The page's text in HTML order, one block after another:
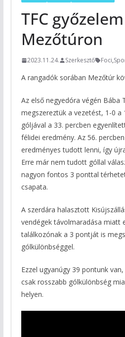
TFC győzelem
Mezőtúron
2023.11.24. Szerkesztő Foci,
A rangadók sorában Mezőtúr
Az első negyedóra végén Bába
megszereztük a vezetést, 1-0 a
góljával a 33. percben
félidei eredmény. Az 56.
eredményes tudott lenni, így
Erre már nem tudott góllal
nagyon fontos 3 ponttal
csapata.
A szerdára halasztott
vendégek távolmaradása miatt
találkozónak a 3 pontját is
gólkülönbséggel.
Ezzel ugyanúgy 39 pontunk
csak rosszabb gólkülönbség
helyen.